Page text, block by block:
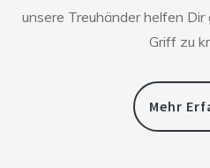
unsere Treuhänder helfen
Griff zu
Mehr